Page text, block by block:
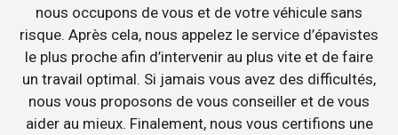
nous occupons de vous et de votre véhicule sans
risque. Après cela, nous appelez le service d’épavistes
le plus proche afin d’intervenir au plus vite et de faire
un travail optimal. Si jamais vous avez des difficultés,
nous vous proposons de vous conseiller et de vous
aider au mieux. Finalement, nous vous certifions une